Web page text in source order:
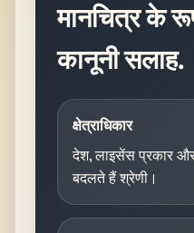
मानचित्र के
कानूनी सलाह.
क्षेत्राधिकार
देश, लाइसेंस प्रकार
बदलते हैं श्रेणी।